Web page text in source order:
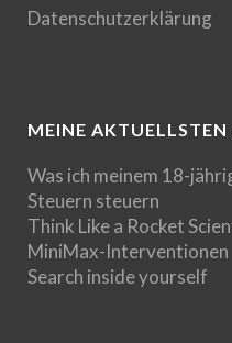
Datenschutzerklärung
MEINE AKTUELLSTEN
Was ich meinem 18-
Steuern steuern
Think Like a Rocket
MiniMax-Interventionen
Search inside yourself